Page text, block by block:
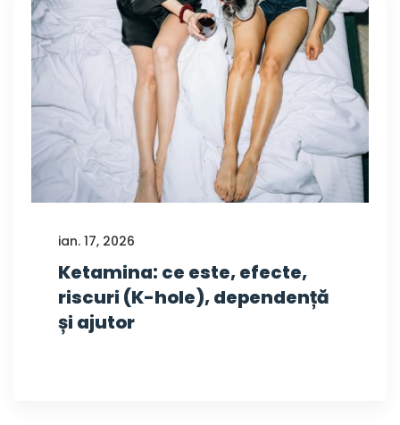
ian. 17, 2026
Ketamina: ce este, efecte,
riscuri (K-hole), dependență
și ajutor